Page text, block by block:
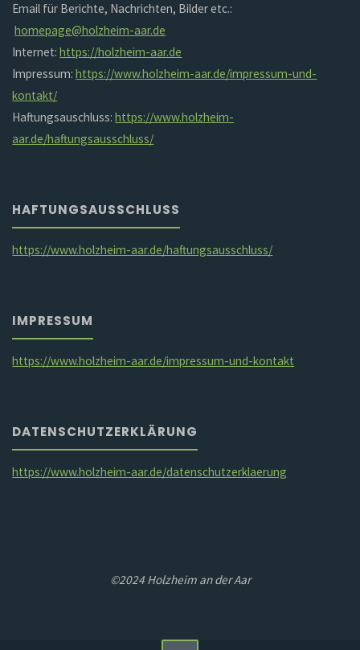
Email für Berichte, Nachrichten, Bilder etc.:
homepage@holzheim-aar.de
Internet:https://holzheim-aar.de
Impressum:https://www.holzheim-aar.de/impressum-und-
kontakt/
Haftungsauschluss:https://www.holzheim-
aar.de/haftungsausschluss/
HAFTUNGSAUSSCHLUSS
https://www.holzheim-aar.de/haftungsausschluss/
IMPRESSUM
https://www.holzheim-aar.de/impressum-und-kontakt
DATENSCHUTZERKLÄRUNG
https://www.holzheim-aar.de/datenschutzerklaerung
©2024 Holzheim an der Aar